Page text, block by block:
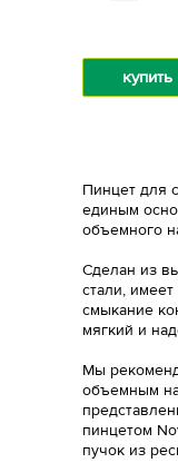
купить
Пинцет для
единым
объемного
Сделан из
стали,
смыкание
мягкий и
Мы
объемным
пинцетом
пучок из